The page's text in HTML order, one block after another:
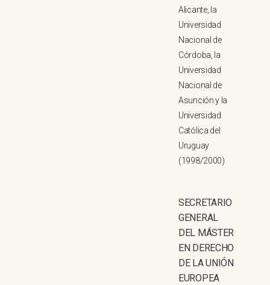
Alicante, la
Universidad
Nacional de
Córdoba, la
Universidad
Nacional de
Asunción y la
Universidad
Católica del
Uruguay
(1998/2000)
SECRETARIO
GENERAL
DEL MÁSTER
EN DERECHO
DE LA UNIÓN
EUROPEA